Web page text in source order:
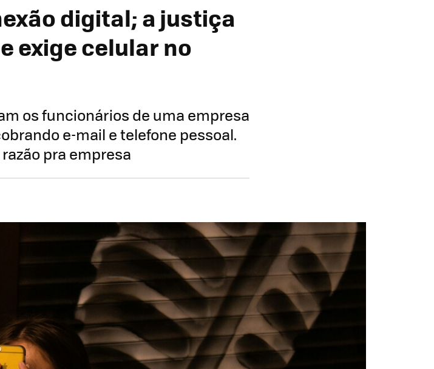
digital; a justiça
exige celular no
os funcionários de uma empresa
e-mail e telefone pessoal.
pra empresa